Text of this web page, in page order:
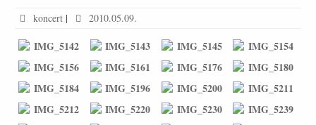
koncert | 2010.05.09.